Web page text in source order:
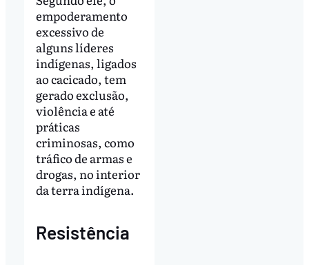
empoderamento
excessivo de
alguns líderes
indígenas, ligados
ao cacicado, tem
gerado exclusão,
violência e até
práticas
criminosas, como
tráfico de armas e
drogas, no interior
da terra indígena.
Resistência